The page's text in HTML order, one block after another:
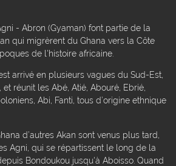
- Abron (Gyaman) font partie de la
qui migrèrent du Ghana vers la Côte
de l'histoire africaine.
arrivé en plusieurs vagues du Sud-Est,
réunit les Abé, Atié, Abouré, Ebrié,
Abi, Fanti, tous d’origine ethnique
d’autres Akan sont venus plus tard,
Agni, qui se répartissent le long de la
Bondoukou jusqu'à Aboisso. Quand